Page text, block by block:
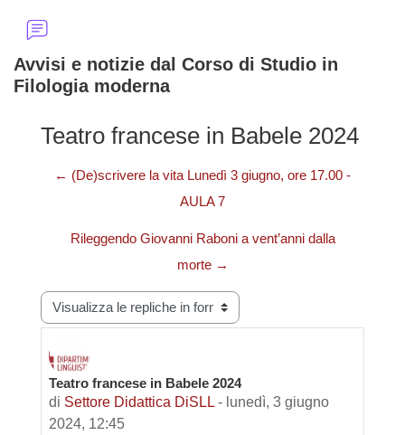
Avvisi e notizie dal Corso di Studio in
Filologia moderna
Teatro francese in Babele 2024
← (De)scrivere la vita Lunedì 3 giugno, ore 17.00 -
AULA 7
Rileggendo Giovanni Raboni a vent’anni dalla
morte →
Modalità visualizzazione
Teatro francese in Babele 2024
di Settore Didattica DiSLL - lunedì, 3 giugno
2024, 12:45
Numero di risposte: 0